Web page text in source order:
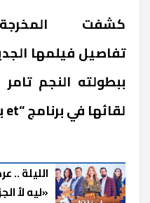
كشفت
تفاصيل فيلمها
ببطولته النجم
لقائها في برنامج “et بالعربي”.
الليلة
«ليه لأ